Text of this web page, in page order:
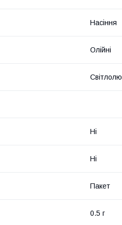
Насіння
Олійні
Ні
Ні
Пакет
0.5 г